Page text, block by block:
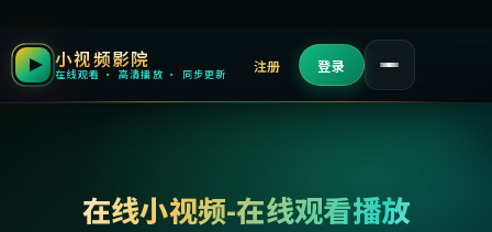
小视频影院
在线观看 · 高清播放 · 同步更新 注册 登录
在线小视频-在线观看播放